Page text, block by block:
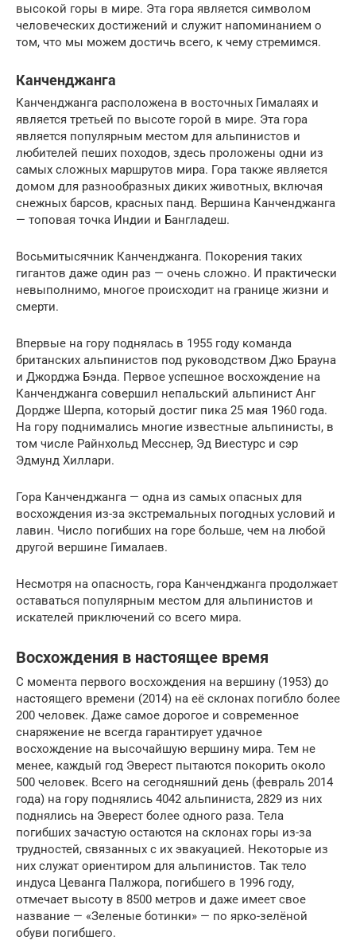
высокой горы в мире. Эта гора является символом
человеческих достижений и служит напоминанием о
том, что мы можем достичь всего, к чему стремимся.
Канченджанга
Канченджанга расположена в восточных Гималаях и
является третьей по высоте горой в мире. Эта гора
является популярным местом для альпинистов и
любителей пеших походов, здесь проложены одни из
самых сложных маршрутов мира. Гора также является
домом для разнообразных диких животных, включая
снежных барсов, красных панд. Вершина Канченджанга
— топовая точка Индии и Бангладеш.
Восьмитысячник Канченджанга. Покорения таких
гигантов даже один раз — очень сложно. И практически
невыполнимо, многое происходит на границе жизни и
смерти.
Впервые на гору поднялась в 1955 году команда
британских альпинистов под руководством Джо Брауна
и Джорджа Бэнда. Первое успешное восхождение на
Канченджанга совершил непальский альпинист Анг
Дордже Шерпа, который достиг пика 25 мая 1960 года.
На гору поднимались многие известные альпинисты, в
том числе Райнхольд Месснер, Эд Виестурс и сэр
Эдмунд Хиллари.
Гора Канченджанга — одна из самых опасных для
восхождения из-за экстремальных погодных условий и
лавин. Число погибших на горе больше, чем на любой
другой вершине Гималаев.
Несмотря на опасность, гора Канченджанга продолжает
оставаться популярным местом для альпинистов и
искателей приключений со всего мира.
Восхождения в настоящее время
С момента первого восхождения на вершину (1953) до
настоящего времени (2014) на её склонах погибло более
200 человек. Даже самое дорогое и современное
снаряжение не всегда гарантирует удачное
восхождение на высочайшую вершину мира. Тем не
менее, каждый год Эверест пытаются покорить около
500 человек. Всего на сегодняшний день (февраль 2014
года) на гору поднялись 4042 альпиниста, 2829 из них
поднялись на Эверест более одного раза. Тела
погибших зачастую остаются на склонах горы из-за
трудностей, связанных с их эвакуацией. Некоторые из
них служат ориентиром для альпинистов. Так тело
индуса Цеванга Палжора, погибшего в 1996 году,
отмечает высоту в 8500 метров и даже имеет свое
название — «Зеленые ботинки» — по ярко-зелёной
обуви погибшего.